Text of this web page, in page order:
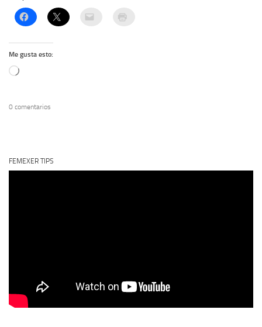
Me gusta esto:
Cargando...
0 comentarios
FEMEXER TIPS